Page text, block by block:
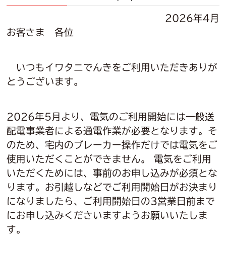
2026年4月
お客さま 各位
いつもイワタニでんきをご利用いただきありが
とうございます。
2026年5月より、電気のご利用開始には一般送
配電事業者による通電作業が必要となります。そ
のため、宅内のブレーカー操作だけでは電気をご
使用いただくことができません。 電気をご利用
いただくためには、事前のお申し込みが必須とな
ります。お引越しなどでご利用開始日がお決まり
になりましたら、ご利用開始日の3営業日前まで
にお申し込みくださいますようお願いいたしま
す。